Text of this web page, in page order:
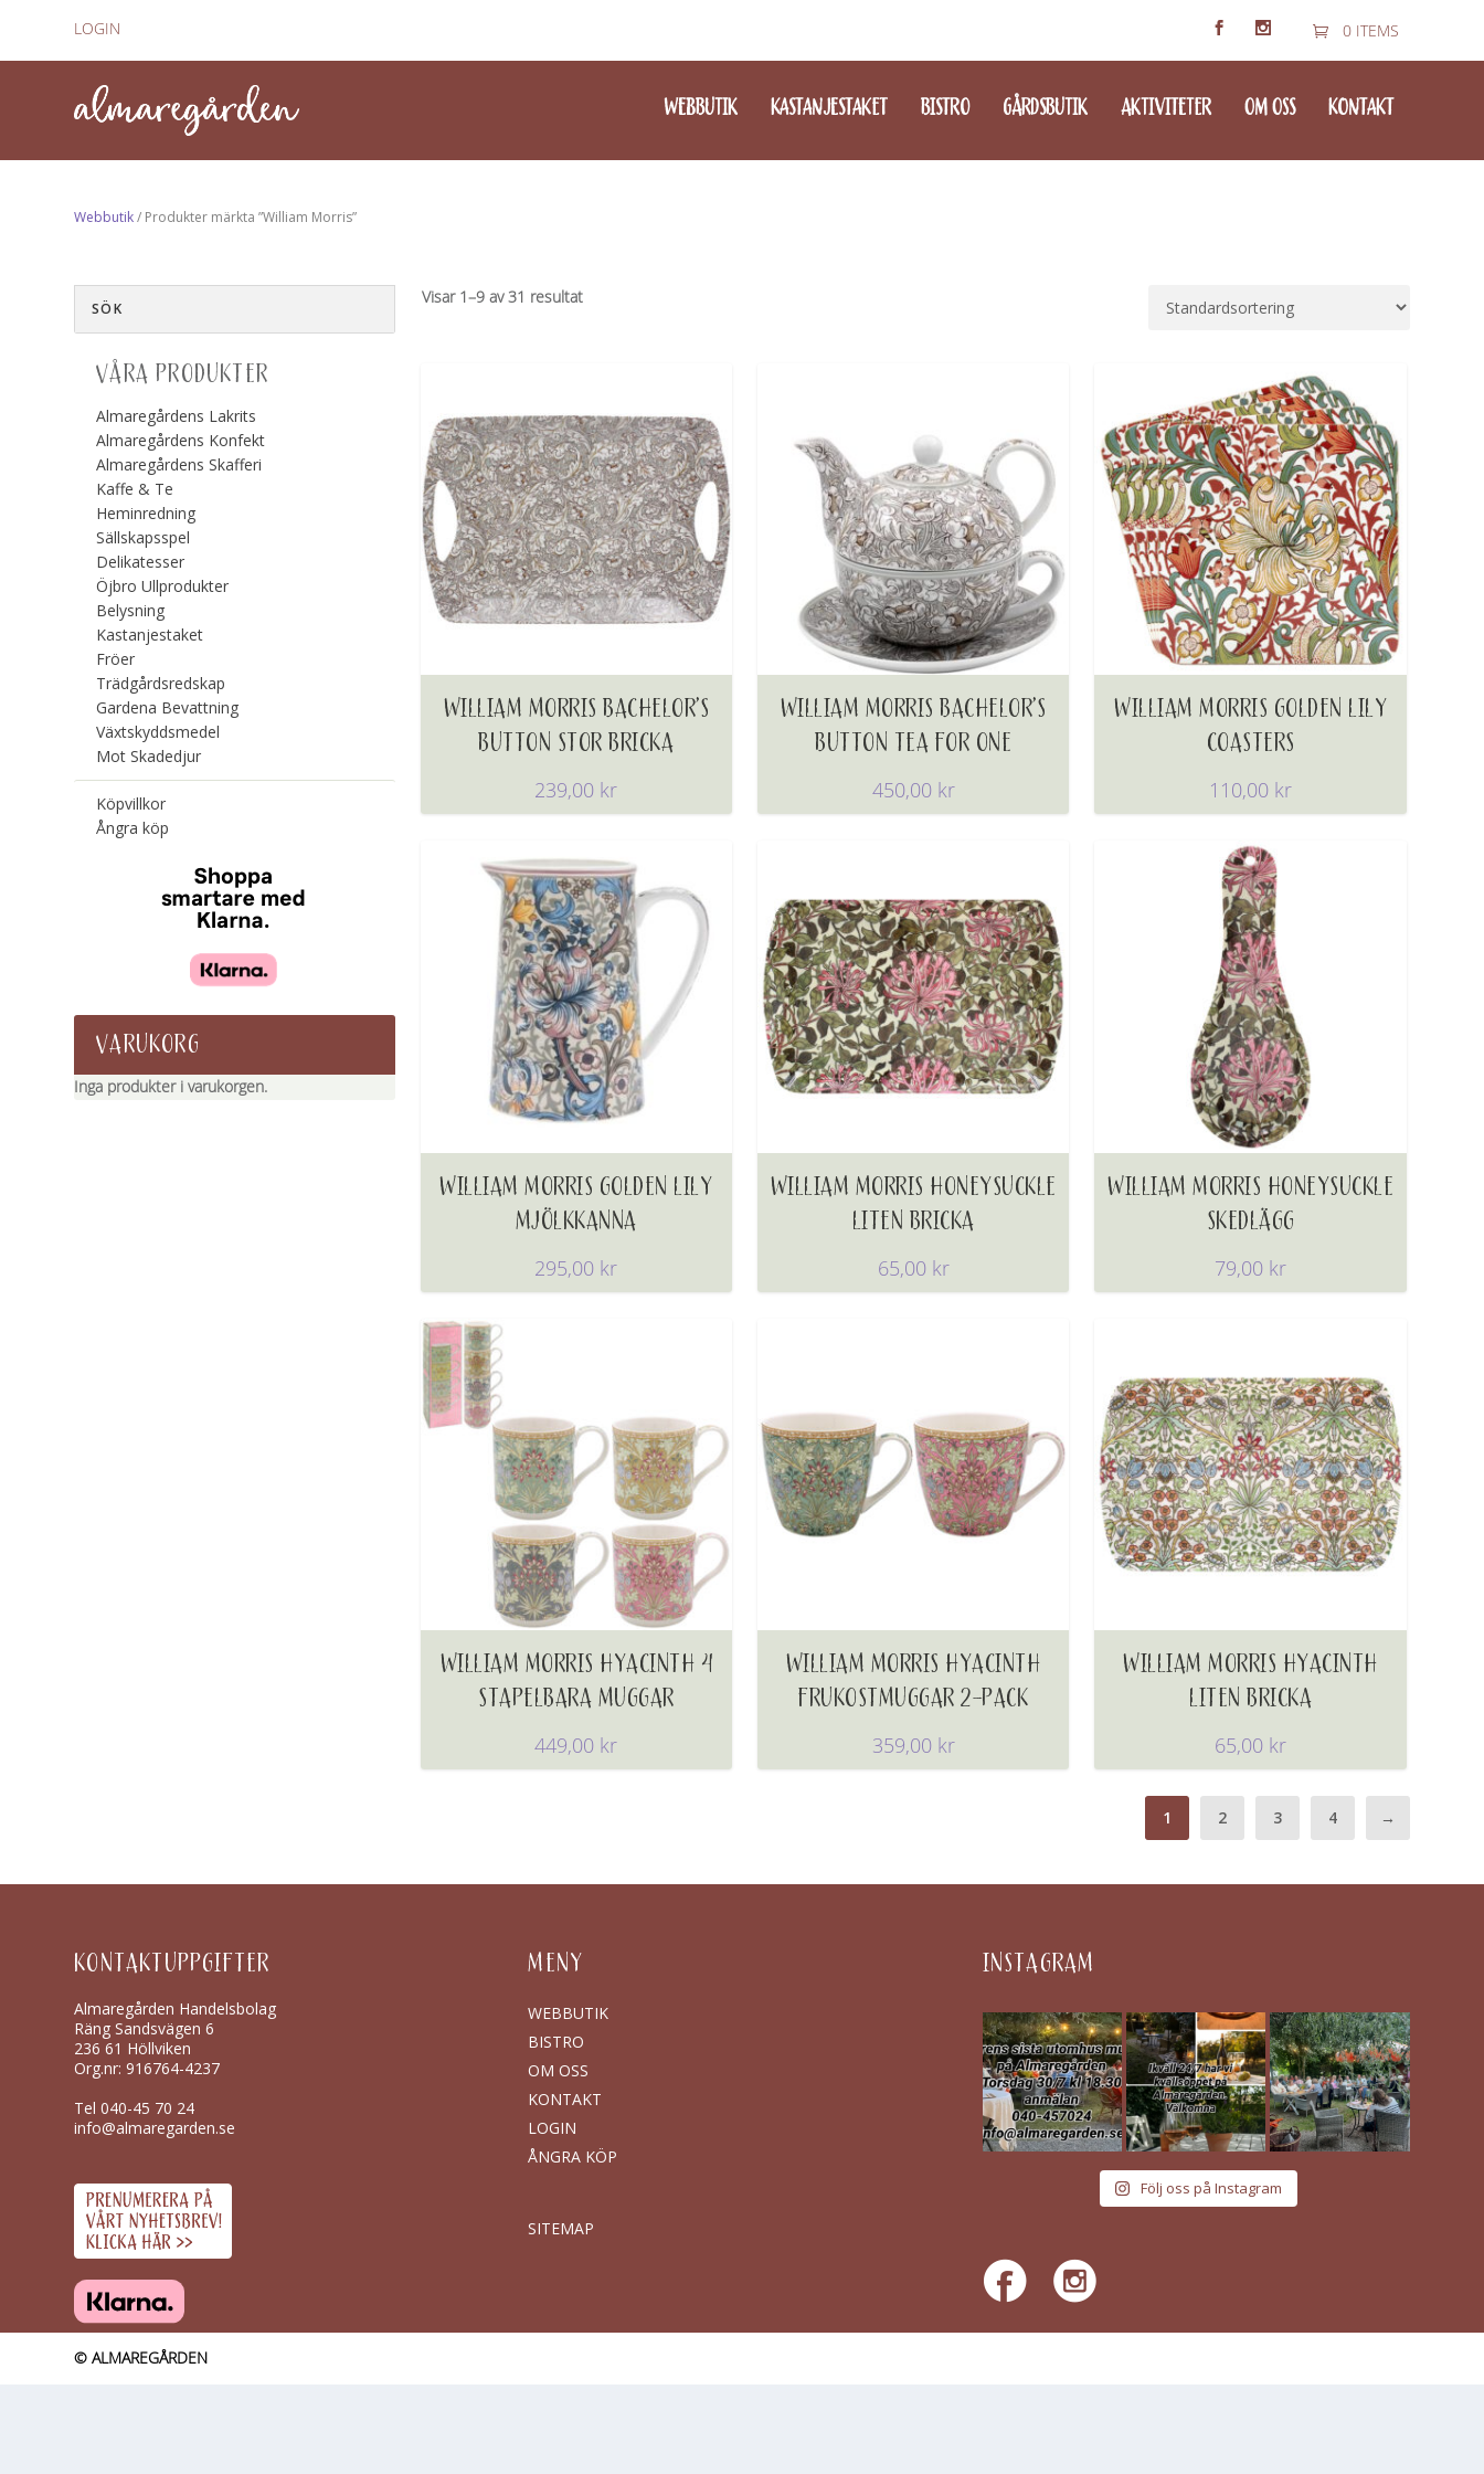
LOGIN 0 ITEMS
WEBBUTIK KASTANJESTAKET BISTRO GÅRDSBUTIK AKTIVITETER OM OSS KONTAKT
Webbutik/ Produkter märkta ”William Morris”
Visar 1–9 av 31 resultat
WILLIAM MORRIS BACHELOR’S
BUTTON STOR BRICKA
239,00 kr
WILLIAM MORRIS BACHELOR’S
BUTTON TEA FOR ONE
450,00 kr
WILLIAM MORRIS GOLDEN LILY
COASTERS
110,00 kr
WILLIAM MORRIS GOLDEN LILY
MJÖLKKANNA
295,00 kr
WILLIAM MORRIS HONEYSUCKLE
LITEN BRICKA
65,00 kr
WILLIAM MORRIS HONEYSUCKLE
SKEDLÄGG
79,00 kr
WILLIAM MORRIS HYACINTH 4
STAPELBARA MUGGAR
449,00 kr
WILLIAM MORRIS HYACINTH
FRUKOSTMUGGAR 2-PACK
359,00 kr
WILLIAM MORRIS HYACINTH
LITEN BRICKA
65,00 kr
1 2 3 4 →
VÅRA PRODUKTER
Almaregårdens Lakrits
Almaregårdens Konfekt
Almaregårdens Skafferi
Kaffe & Te
Heminredning
Sällskapsspel
Delikatesser
Öjbro Ullprodukter
Belysning
Kastanjestaket
Fröer
Trädgårdsredskap
Gardena Bevattning
Växtskyddsmedel
Mot Skadedjur
Köpvillkor
Ångra köp
VARUKORG
Inga produkter i varukorgen.
KONTAKTUPPGIFTER
Almaregården Handelsbolag
Räng Sandsvägen 6
236 61 Höllviken
Org.nr: 916764-4237
Tel040-45 70 24
info@almaregarden.se
MENY
WEBBUTIK
BISTRO
OM OSS
KONTAKT
LOGIN
ÅNGRA KÖP
SITEMAP
INSTAGRAM
Följ oss på Instagram
© ALMAREGÅRDEN